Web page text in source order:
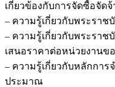
เกี่ยวข้องกับการจัดซื้อจัดจ้
– ความรู้เกี่ยวกับพระรา
– ความรู้เกี่ยวกับพระรา
เสนอราคาต่อหน่วยงานขอ
– ความรู้เกี่ยวกับหลักการ
ประมาณ